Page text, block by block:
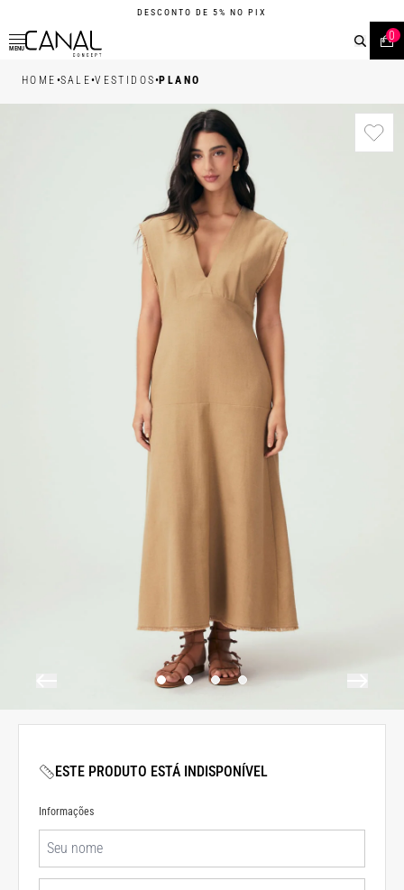
DESCONTO DE 5% NO PIX
MENU
0
HOME •SALE•VESTIDOS•PLANO
ESTE PRODUTO ESTÁ INDISPONÍVEL
Informações